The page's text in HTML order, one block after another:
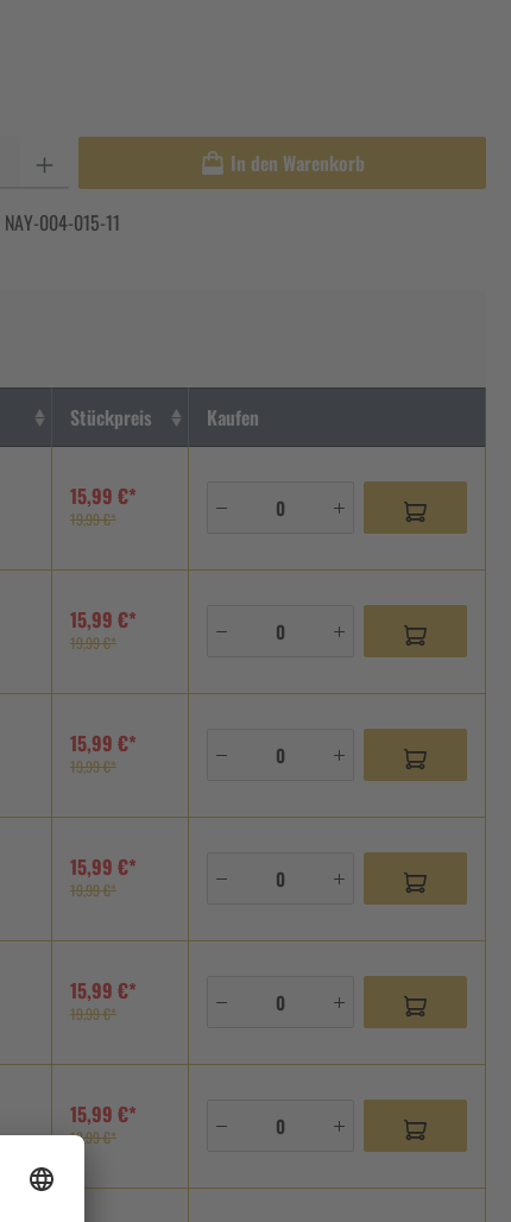
In den Warenkorb
NAY-004-015-11
Stückpreis Kaufen
15,99 €*
19,99 €*
15,99 €*
19,99 €*
15,99 €*
19,99 €*
15,99 €*
19,99 €*
15,99 €*
19,99 €*
15,99 €*
19,99 €*